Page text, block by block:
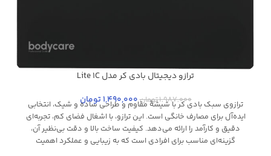
ترازو دیجیتال بادی کر مدل Lite 1C
1,987,000تومان1,490,000 تومان
ترازوی سبک بادی کر با شیشهٔ مقاوم و طراحی ساده و شیک، انتخابی
ایده‌آل برای مصارف خانگی است. این ترازو، با اشغال فضای کم، تجربه‌ای
دقیق و کارآمد را ارائه می‌دهد. کیفیت ساخت بالا و دقت بی‌نظیر آن،
گزینه‌ای مناسب برای افرادی است که به زیبایی و عملکرد اهمیت